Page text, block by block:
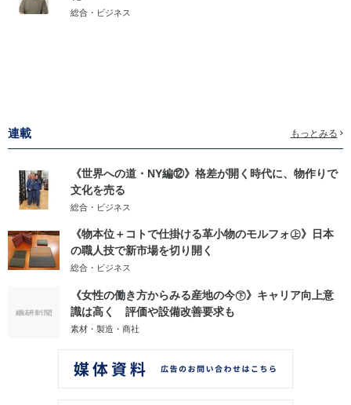
総合・ビジネス
連載 もっとみる
《世界への道・NY編⑫》格差が開く時代に、物作りで
文化を売る
総合・ビジネス
《物本位＋コトで仕掛ける革小物のモルフォ㊤》日本
の職人技で新市場を切り開く
総合・ビジネス
《女性の働き方からみる産地の今㊦》キャリア向上意
識は高く 評価や設備改善要求も
素材・製造・商社